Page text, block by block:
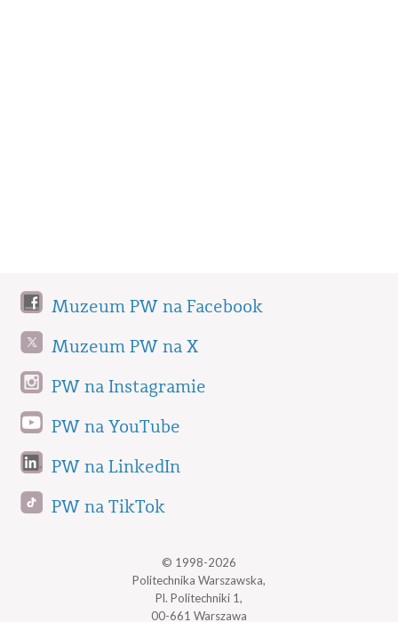
Muzeum PW na Facebook
Muzeum PW na X
PW na Instagramie
PW na YouTube
PW na LinkedIn
PW na TikTok
© 1998-2026
Politechnika Warszawska,
Pl. Politechniki 1,
00-661 Warszawa